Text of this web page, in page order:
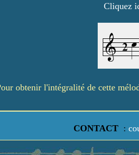
Cliquez
obtenir l'intégralité de cette
CONTACT :